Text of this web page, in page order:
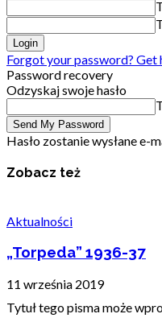
Forgot your password? Get
Password recovery
Odzyskaj swoje hasło
Hasło zostanie wysłane e-
Zobacz też
Aktualności
„Torpeda” 1936-37
11 września 2019
Tytuł tego pisma może